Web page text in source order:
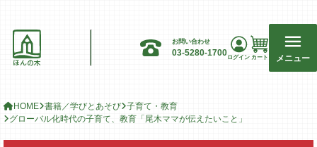
ほんの木
お問い合わせ
03-5280-1700ログイン カート メニュー
HOME 書籍／学びとあそび 子育て・教育
グローバル化時代の子育て、教育「尾木ママが伝えたいこと」